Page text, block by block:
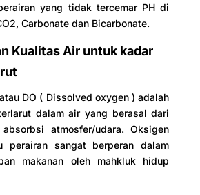
yang tidak tercemar PH di
Carbonate dan Bicarbonate.
Kualitas Air untuk kadar
DO ( Dissolved oxygen ) adalah
dalam air yang berasal dari
atmosfer/udara. Oksigen
perairan sangat berperan dalam
makanan oleh mahkluk hidup